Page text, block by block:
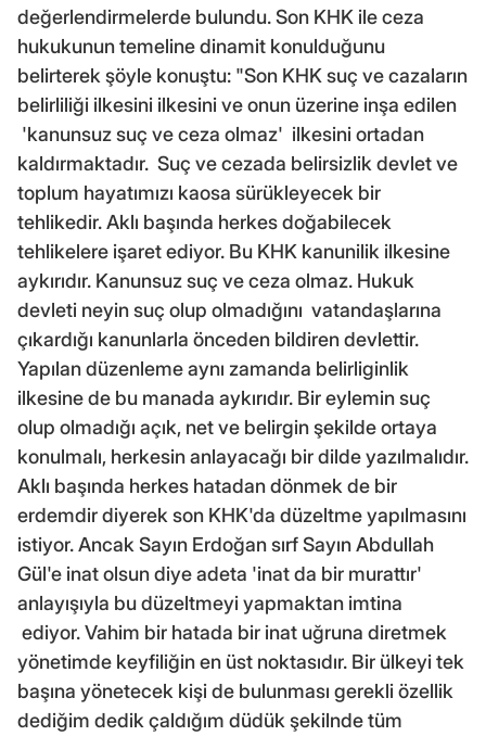
değerlendirmelerde bulundu. Son KHK ile ceza
hukukunun temeline dinamit konulduğunu
belirterek şöyle konuştu: "Son KHK suç ve cazaların
belirliliği ilkesini ilkesini ve onun üzerine inşa edilen
'kanunsuz suç ve ceza olmaz' ilkesini ortadan
kaldırmaktadır. Suç ve cezada belirsizlik devlet ve
toplum hayatımızı kaosa sürükleyecek bir
tehlikedir. Aklı başında herkes doğabilecek
tehlikelere işaret ediyor. Bu KHK kanunilik ilkesine
aykırıdır. Kanunsuz suç ve ceza olmaz. Hukuk
devleti neyin suç olup olmadığını vatandaşlarına
çıkardığı kanunlarla önceden bildiren devlettir.
Yapılan düzenleme aynı zamanda belirliginlik
ilkesine de bu manada aykırıdır. Bir eylemin suç
olup olmadığı açık, net ve belirgin şekilde ortaya
konulmalı, herkesin anlayacağı bir dilde yazılmalıdır.
Aklı başında herkes hatadan dönmek de bir
erdemdir diyerek son KHK'da düzeltme yapılmasını
istiyor. Ancak Sayın Erdoğan sırf Sayın Abdullah
Gül'e inat olsun diye adeta 'inat da bir murattır'
anlayışıyla bu düzeltmeyi yapmaktan imtina
ediyor. Vahim bir hatada bir inat uğruna diretmek
yönetimde keyfiliğin en üst noktasıdır. Bir ülkeyi tek
başına yönetecek kişi de bulunması gerekli özellik
dediğim dedik çaldığım düdük şekilnde tüm